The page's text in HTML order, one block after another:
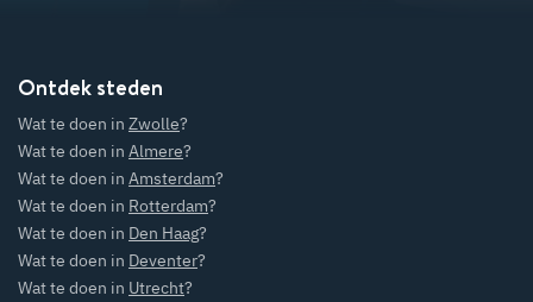
W
at te doen in
U
trecht?
in
Ontdek steden
Wat te doen in Zwolle?
Wat te doen in Almere?
Wat te doen in Amsterdam?
Wat te doen in Rotterdam?
Wat te doen in Den Haag?
Wat te doen in Deventer?
Wat te doen in Utrecht?